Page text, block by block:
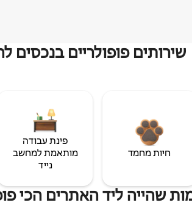
שירותים פופולריים בנכסים
חיות מחמד
פינת עבודה
מותאמת למחשב
נייד
שהייה ליד האתרים הכי